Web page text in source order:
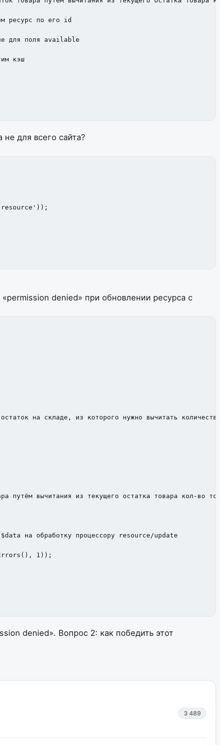
для всего сайта?
denied» при обновлении ресурса с
путём вычитания из текущего остатка товара кол-во
на обработку процессору resource/update
denied». Вопрос 2: как победить этот
3 489